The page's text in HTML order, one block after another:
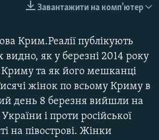
Завантажити на комп'ютер
Крим.Реалії публікують
видно, як у березні 2014 року
Криму та як його мешканці
жінок по всьому Криму в
день 8 березня вийшли на
і проти російської
на півострові. Жінки